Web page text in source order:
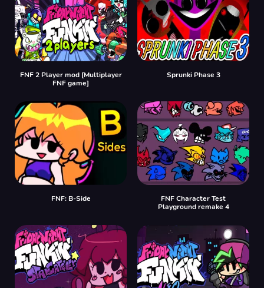
FNF 2 Player mod [Multiplayer
FNF game]
Sprunki Phase 3
FNF: B-Side
FNF Character Test
Playground remake 4